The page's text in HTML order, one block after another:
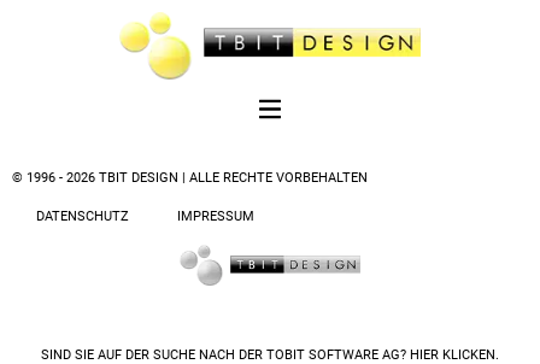
© 1996 - 2026 TBIT DESIGN | ALLE RECHTE VORBEHALTEN
DATENSCHUTZ IMPRESSUM
SIND SIE AUF DER SUCHE NACH DER TOBIT SOFTWARE AG? HIER KLICKEN.